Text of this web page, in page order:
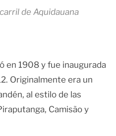
de Aquidauana
en 1908 y fue inaugurada
Originalmente era un
al estilo de las
Camisão y